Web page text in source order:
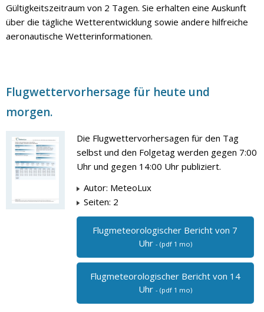
Gültigkeitszeitraum von 2 Tagen. Sie erhalten eine Auskunft
über die tägliche Wetterentwicklung sowie andere hilfreiche
aeronautische Wetterinformationen.
Flugwettervorhersage für heute und
morgen.
Die Flugwettervorhersagen für den Tag
selbst und den Folgetag werden gegen 7:00
Uhr und gegen 14:00 Uhr publiziert.
Autor: MeteoLux
Seiten: 2
Flugmeteorologischer Bericht von 7
Uhr - (pdf 1 mo)
Flugmeteorologischer Bericht von 14
Uhr - (pdf 1 mo)